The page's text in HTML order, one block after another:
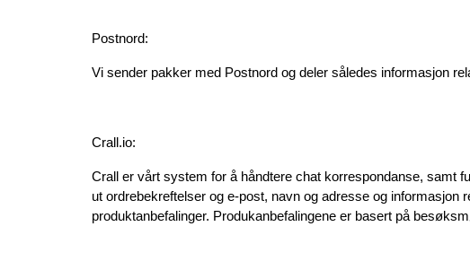
Postnord:
Vi sender pakker med Postnord og deler således informasjon
Crall.io:
Crall er vårt system for å håndtere chat korrespondanse, samt
ut ordrebekreftelser og e-post, navn og adresse og informasjon
produktanbefalinger. Produkanbefalingene er basert på